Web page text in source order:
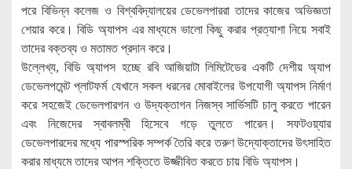
পরে বিভিন্ন কলেজ ও বিশ্ববিদ্যালয়ের ডেভেলপাররা তাদের কাজের অভিজ্ঞতা
শেয়ার করে। বিডি অ্যাপস এর মাধ্যমে ভালো কিছু করার প্রত্যাশা নিয়ে সবাই
তাদের বক্তব্য ও মতামত প্রদান করে।
উল্লেখ্য, বিডি অ্যাপস হচ্ছে রবি আজিয়াটা লিমিটেডের একটি দেশীয় অ্যাপ
ডেভেলপমেন্ট প্লাটফর্ম যেখানে সকল ধরনের মোবাইলের উপযোগী অ্যাপস নির্মাণ
করে সহজেই ডেভেলপারগন ও উদ্যক্তাগন নিজস্ব সার্ভিসটি চালু করতে পারেন
এবং নিজেদের স্বাবলম্বী হিসেবে গড়ে তুলতে পারেন। সফটওয়্যার
ডেভেলপারদের মধ্যে পারস্পরিক সম্পর্ক তৈরি করে তরুণ উদ্যোক্তাদের উৎসাহিত
করার মাধ্যমে তাদের আপন শক্তিতে উজ্জীবিত করতে চায় বিডি অ্যাপস।